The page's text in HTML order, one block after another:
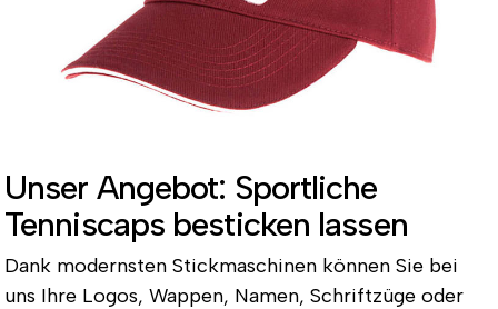
Unser Angebot: Sportliche
Tenniscaps besticken lassen
Dank modernsten Stickmaschinen können Sie bei
uns Ihre Logos, Wappen, Namen, Schriftzüge oder